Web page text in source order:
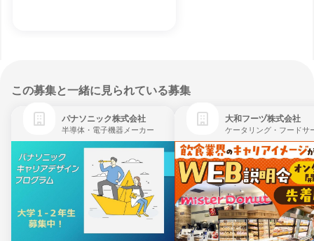
この募集と一緒に見られている募集
パナソニック株式会社
半導体・電子機器メーカー
大和フーヅ株式会社